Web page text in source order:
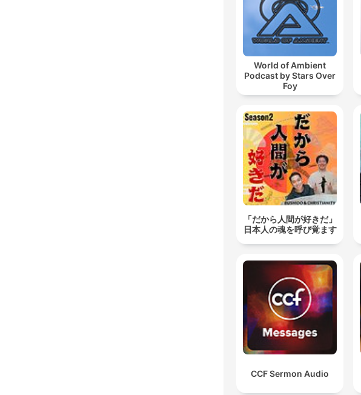
World of Ambient
Podcast by Stars Over
Foy
「だから人間が好きだ」
日本人の魂を呼び覚ます
CCF Sermon Audio